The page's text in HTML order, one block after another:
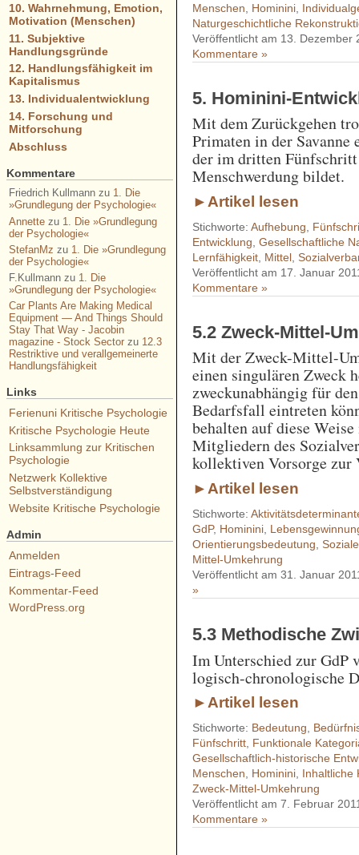
Menschen
Hominini
Naturgeschichtliche
Veröffentlicht am 13. Dezember
Kommentare »
5. Hominini-
Mit dem Zurückgehen
Primaten in der
der im dritten
Menschwerdung bildet.
►Artikel lesen
Stichworte:Aufhebung
Entwicklung ,Gesellschaftliche
Lernfähigkeit Mittel ,
Veröffentlicht am 17. Januar
Kommentare »
5.2 Zweck-Mittel-
Mit der Zweck-Mittel-
einen singulären Zweck
zweckunabhängig für
Bedarfsfall eintreten
behalten auf diese
Mitgliedern des
kollektiven Vorsorge zur
►Artikel lesen
Stichworte:
GdP, Hominini
Orientierungsbedeutung ,
Mittel-Umkehrung
Veröffentlicht am 31. Januar
»
5.3 Methodische
Im Unterschied zur
logisch-chronologische
►Artikel lesen
Stichworte: Bedeutung,
Fünfschritt, Funktionale
Gesellschaftlich-historische
Menschen, Hominini, Inhaltliche
Zweck-Mittel-Umkehrung
Veröffentlicht am 7. Februar
Kommentare »
10. Wahrnehmung, Emotion,
Motivation (Menschen)
11. Subjektive
Handlungsgründe
12. Handlungsfähigkeit im
Kapitalismus
13. Individualentwicklung
14. Forschung und
Mitforschung
Abschluss
Kommentare
Friedrich Kullmannzu 1. Die
»Grundlegung der Psychologie«
Annettezu 1. Die »Grundlegung
der Psychologie«
StefanMz zu 1. Die »Grundlegung
der Psychologie«
F.Kullmannzu 1. Die
»Grundlegung der Psychologie«
Car Plants Are Making Medical
Equipment — And Things Should
Stay That Way - Jacobin
magazine - Stock Sectorzu 12.3
Restriktive und verallgemeinerte
Handlungsfähigkeit
Links
Ferienuni Kritische Psychologie
Kritische Psychologie Heute
Linksammlung zur Kritischen
Psychologie
Netzwerk Kollektive
Selbstverständigung
Website Kritische Psychologie
Admin
Anmelden
Eintrags-Feed
Kommentar-Feed
WordPress.org